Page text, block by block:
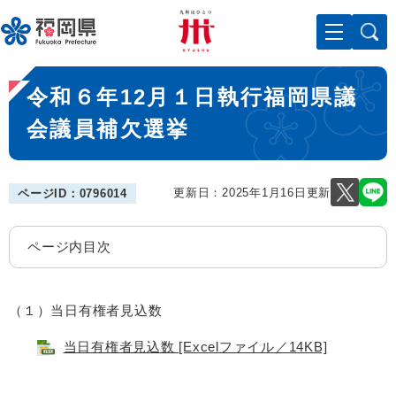
ー
ジ
先
頭
。
メニューを飛ばして本文へ
本
文
令和６年12月１日執行福岡県議
会議員補欠選挙
ページID：0796014 更新日：2025年1月16日更新
ページ内目次
（１）当日有権者見込数
当日有権者見込数 [Excelファイル／14KB]